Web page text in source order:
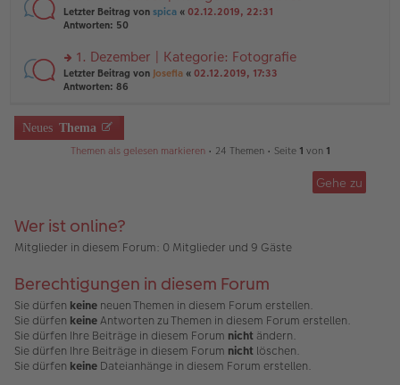
a
g
n
er
tr
a
g
n
g
el
e
n
er
tr
a
rs
te
n
g
el
e
n
er
Letzter Beitrag von spica « 02.12.2019, 22:31
Antworten: 50
rs
te
n
g
ei
tr
1. Dezember | Kategorie: Fotografie
Letzter Beitrag von Josefia « 02.12.2019, 17:33
Antworten: 86
Neues Thema
Themen als gelesen markieren• 24 Themen • Seite 1 von 1
Gehe zu
Wer ist online?
Mitglieder in diesem Forum: 0 Mitglieder und 9 Gäste
Berechtigungen in diesem Forum
Sie dürfen keine neuen Themen in diesem Forum erstellen.
Sie dürfen keineAntworten zu Themen in diesem Forum erstellen.
Sie dürfen Ihre Beiträge in diesem Forum nicht ändern.
Sie dürfen Ihre Beiträge in diesem Forum nicht löschen.
Sie dürfen keine Dateianhänge in diesem Forum erstellen.